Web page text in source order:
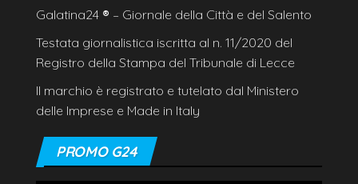
Galatina24 ® – Giornale della Città e del Salento
Testata giornalistica iscritta al n. 11/2020 del
Registro della Stampa del Tribunale di Lecce
Il marchio è registrato e tutelato dal Ministero
delle Imprese e Made in Italy
PROMO G24